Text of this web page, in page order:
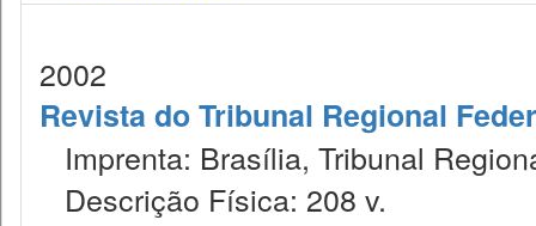
2002
Revista do Tribunal Regional
Imprenta: Brasília, Tribunal
Descrição Física: 208 v.